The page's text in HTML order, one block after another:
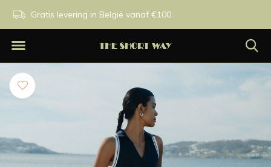
Exclusieve merken.